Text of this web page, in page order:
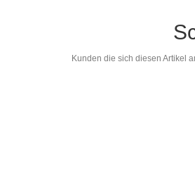
Kunden die sich diesen Artikel